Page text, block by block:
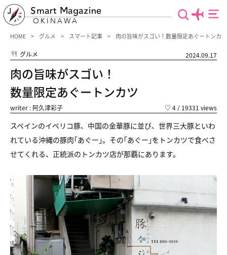
Smart Magazine
OKINAWA
HOME グルメ スマート記事 肉の旨味がスゴい！数量限定あぐートンカツ
グルメ 2024.09.17
肉の旨味がスゴい！
数量限定あぐートンカツ
writer : 阿久津彩子 ♡ 4 / 19331 views
スペインのイベリコ豚、中国の金華豚に並び、 世界三大豚といわ
れている沖縄の豚肉｢あぐー｣。 その｢あぐー｣をトンカツで食べさ
せてくれる、 正統派のトンカツ店が那覇にあります。